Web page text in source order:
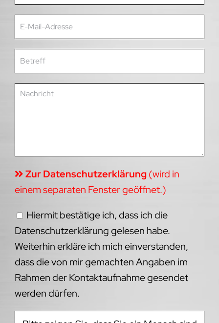
Zur Datenschutzerklärung(wird in
einem separaten Fenster geöffnet.)
Hiermit bestätige ich, dass ich die
Datenschutzerklärung gelesen habe.
Weiterhin erkläre ich mich einverstanden,
dass die von mir gemachten Angaben im
Rahmen der Kontaktaufnahme gesendet
werden dürfen.